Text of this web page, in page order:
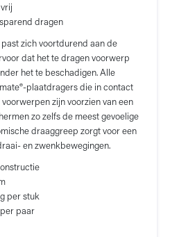
dragen
zich voortdurend aan de
dat het te dragen voorwerp
het te beschadigen. Alle
plaatdragers die in contact
zijn voorzien van een
zo zelfs de meest gevoelige
draaggreep zorgt voor een
en zwenkbewegingen.
per stuk
paar